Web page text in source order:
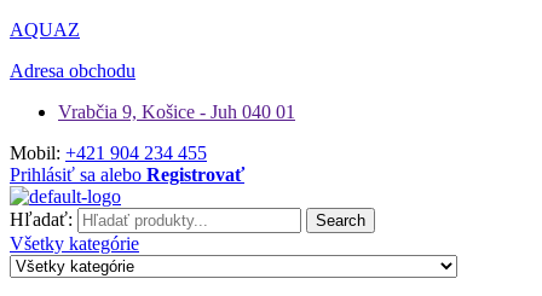
AQUAZ
Adresa obchodu
Vrabčia 9, Košice - Juh 040 01
Mobil: +421 904 234 455
Prihlásiť sa alebo Registrovať
Hľadať: Search
Všetky kategórie